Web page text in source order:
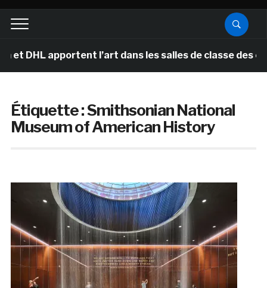
apportent l’art dans les salles de classe des écoles
Étiquette :Smithsonian National
Museum of American History